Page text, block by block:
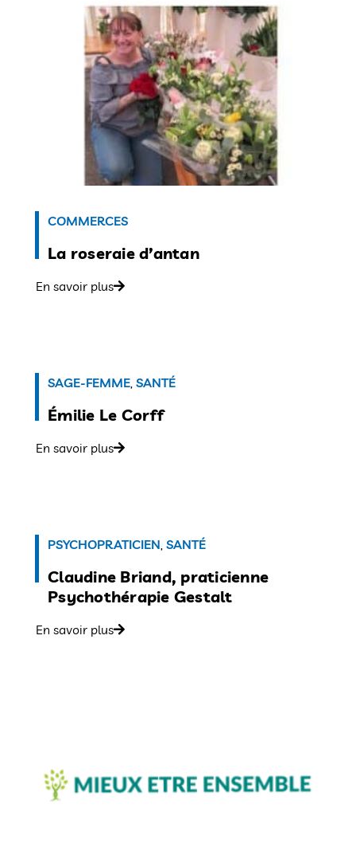
COMMERCES
La roseraie d’antan
En savoir plus
SAGE-FEMME SANTÉ
Émilie Le Corff
En savoir plus
PSYCHOPRATICIEN SANTÉ
Claudine Briand, praticienne
Psychothérapie Gestalt
En savoir plus